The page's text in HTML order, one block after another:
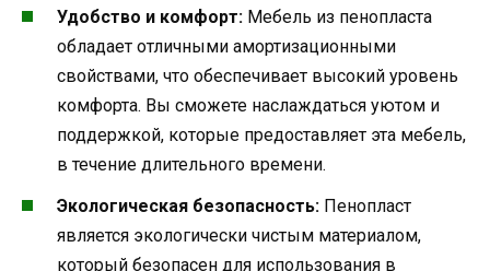
Удобство и комфорт: Мебель из пенопласта
обладает отличными амортизационными
свойствами, что обеспечивает высокий уровень
комфорта. Вы сможете наслаждаться уютом и
поддержкой, которые предоставляет эта мебель,
в течение длительного времени.
Экологическая безопасность: Пенопласт
является экологически чистым материалом,
который безопасен для использования в